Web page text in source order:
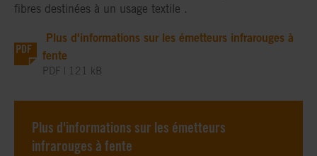
fibres destinées à un usage textile .
Plus d'informations sur les émetteurs infrarouges à
fente
PDF | 121 kB
Plus d'informations sur les émetteurs
infrarouges à fente